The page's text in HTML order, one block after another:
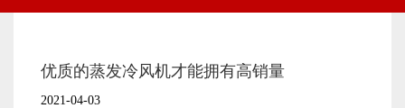
优质的蒸发冷风机才能拥有高销量
2021-04-03